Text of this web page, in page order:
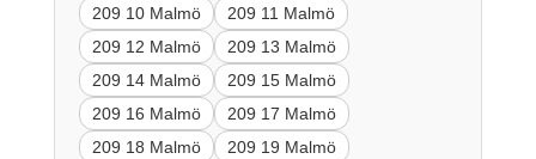
209 10 Malmö
209 11 Malmö
209 12 Malmö
209 13 Malmö
209 14 Malmö
209 15 Malmö
209 16 Malmö
209 17 Malmö
209 18 Malmö
209 19 Malmö